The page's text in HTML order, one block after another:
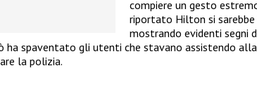
compiere un gesto
riportato Hilton si
mostrando evidenti segni
ha spaventato gli utenti che stavano assistendo
la polizia.